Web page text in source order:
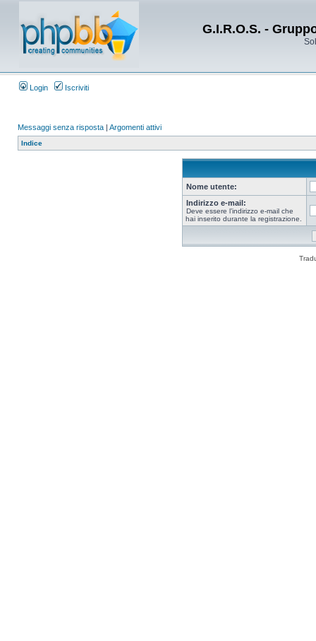
G.I.R.O.S. -
Login Iscriviti
Messaggi senza risposta | Argomenti attivi
Indice
Nome utente:
Indirizzo e-mail:
Deve essere l’indirizzo e-mail che
hai inserito durante la registrazione.